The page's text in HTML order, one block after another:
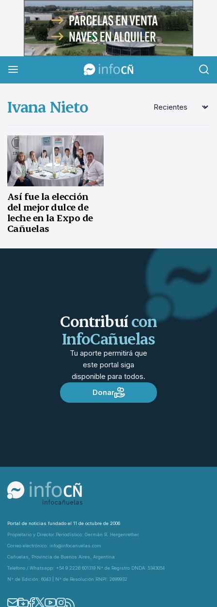
InfoCañuelas
Ivana Nieto
Así fue la elección
del mejor dulce de
leche en la Expo de
Cañuelas
Contribuícon
InfoCañuelas
Tu aporte permitirá que
este portal siga
disponible para todos.
Donar
Portal de noticias fundado el 11 de octubre de 2006
Propietario y Director Periodístico: Germán R. Hergenrether
Correo electrónico: info@infocanuelas.com
Cañuelas, Provincia de Buenos Aires, Argentina
Teléfono / Whatsapp: +54 9 2226 601319 N° de Registro DNDA: 5343054
N° de Edición: 6043 | N° de Resolución RNPI: 2699932